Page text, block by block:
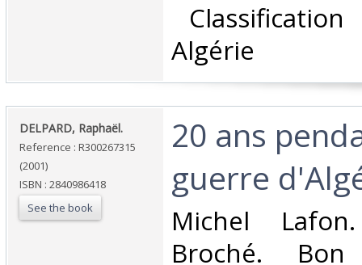
Algérie‎
‎DELPARD, Raphaël.‎
Reference : R300267315
(2001)
ISBN : 2840986418
See the book
‎20 ans
guerre
‎Michel
Broché.